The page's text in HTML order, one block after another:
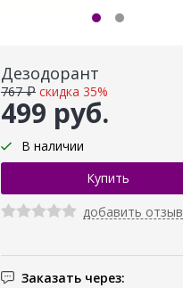
Дезодорант
499 руб.
767 ₽ скидка 35%
В наличии
добавить отзыв
Заказать через: